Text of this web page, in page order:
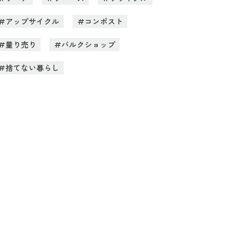
アップサイクル コンポスト
量り売り バルクショップ
捨てない暮らし